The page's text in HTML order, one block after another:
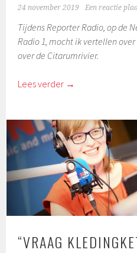
24 november 2019 Een reactie
Tijdens Reporter Radio, op de
Radio 1, mocht ik vertellen
over de Citarumrivier.
Lees verder →
“VRAAG